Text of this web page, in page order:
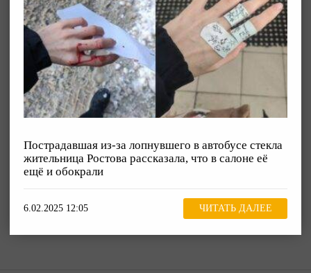
Пострадавшая из-за лопнувшего в автобусе стекла
жительница Ростова рассказала, что в салоне её
ещё и обокрали
6.02.2025 12:05 ЧИТАТЬ ДАЛЕЕ